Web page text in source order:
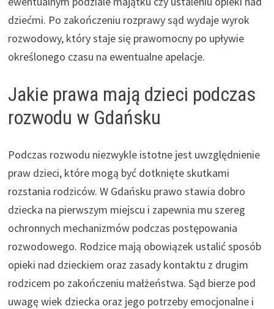
dziećmi. Po zakończeniu rozprawy sąd wydaje wyrok
rozwodowy, który staje się prawomocny po upływie
określonego czasu na ewentualne apelacje.
Jakie prawa mają dzieci podczas
rozwodu w Gdańsku
Podczas rozwodu niezwykle istotne jest uwzględnienie
praw dzieci, które mogą być dotknięte skutkami
rozstania rodziców. W Gdańsku prawo stawia dobro
dziecka na pierwszym miejscu i zapewnia mu szereg
ochronnych mechanizmów podczas postępowania
rozwodowego. Rodzice mają obowiązek ustalić sposób
opieki nad dzieckiem oraz zasady kontaktu z drugim
rodzicem po zakończeniu małżeństwa. Sąd bierze pod
uwagę wiek dziecka oraz jego potrzeby emocjonalne i